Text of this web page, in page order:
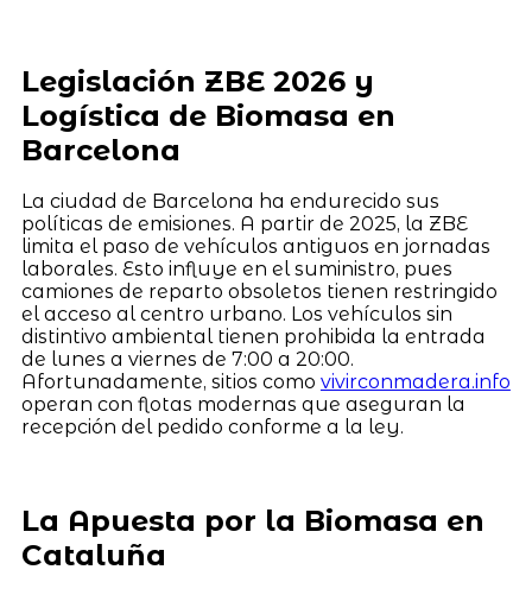
Legislación ZBE 2026 y
Logística de Biomasa en
Barcelona
La ciudad de Barcelona ha endurecido sus
políticas de emisiones. A partir de 2025, la ZBE
limita el paso de vehículos antiguos en jornadas
laborales. Esto influye en el suministro, pues
camiones de reparto obsoletos tienen restringido
el acceso al centro urbano. Los vehículos sin
distintivo ambiental tienen prohibida la entrada
de lunes a viernes de 7:00 a 20:00.
Afortunadamente, sitios como vivirconmadera.info
operan con flotas modernas que aseguran la
recepción del pedido conforme a la ley.
La Apuesta por la Biomasa en
Cataluña